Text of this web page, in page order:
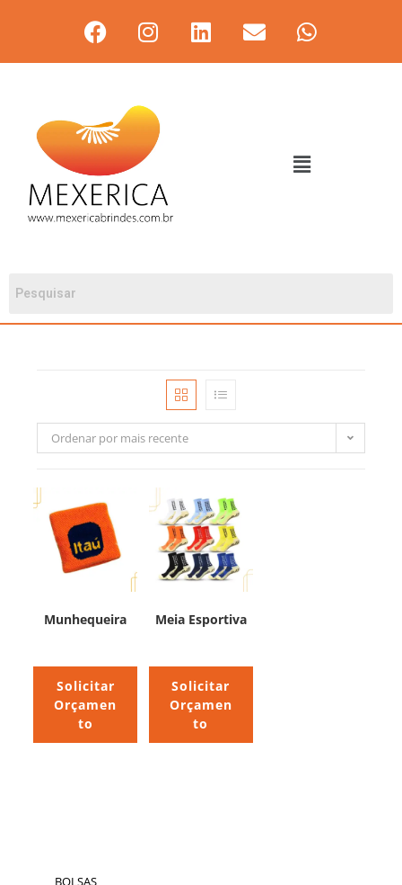
Ordenar por mais recente
Munhequeira
Solicitar
Orçamen
to
Meia Esportiva
Solicitar
Orçamen
to
BOLSAS